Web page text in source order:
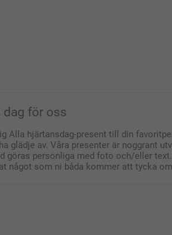
för oss
Alla hjärtansdag-present till din
glädje av. Våra presenter är noggrant
göras personliga med foto och/eller
något som ni båda kommer att tycka